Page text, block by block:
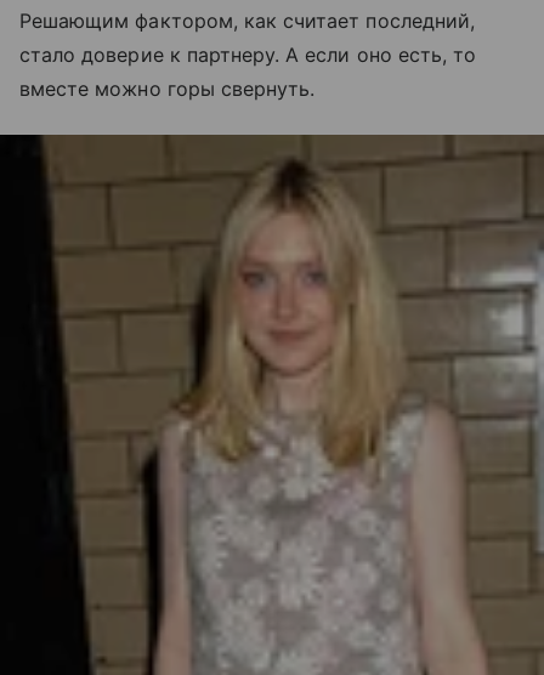
Решающим фактором, как считает последний,
стало доверие к партнеру. А если оно есть, то
вместе можно горы свернуть.